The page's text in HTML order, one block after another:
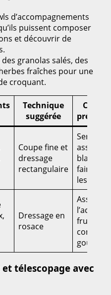
d’accompagnements
puissent composer
et découvrir de
granolas salés, des
fraîches pour une
croquant.
Technique
suggérée
Coupe fine et
dressage
rectangulaire
Servir
assiette
blanche
faire
les
Dressage en
rosace
Associer
l’acidité
fruits
goût
télescopage avec